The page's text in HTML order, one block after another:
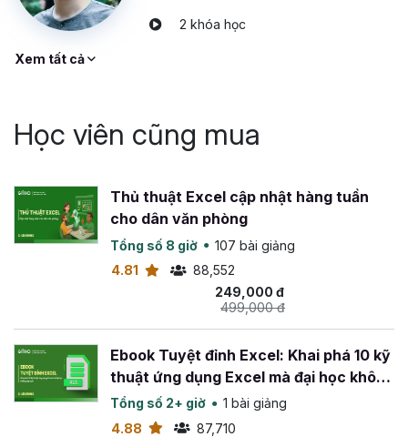
2 khóa học
Xem tất cả
Học viên cũng mua
Thủ thuật Excel cập nhật hàng tuần
cho dân văn phòng
Tổng số 8 giờ
107 bài giảng
4.81
88,552
249,000 đ
499,000 đ
Ebook Tuyệt đỉnh Excel: Khai phá 10 kỹ
thuật ứng dụng Excel mà đại học không
dạy bạn
Tổng số 2+ giờ
1 bài giảng
4.88
87,710